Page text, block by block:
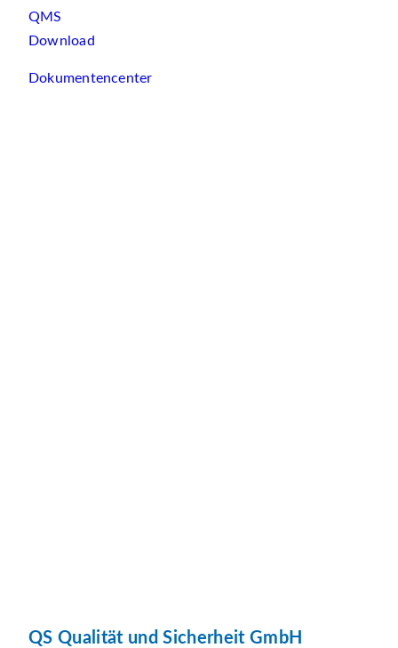
QMS
Download
Dokumentencenter
QS Qualität und Sicherheit GmbH